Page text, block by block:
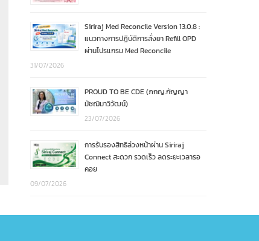
Siriraj Med Reconcile Version 13.0.8 :
แนวทางการปฏิบัติการสั่งยา Refill OPD
ผ่านโปรแกรม Med Reconcile
31/07/2026
PROUD TO BE CDE (ภกญ.กัญญา
มัชฌิมาวิวัฒน์)
23/07/2026
การรับรองสิทธิล่วงหน้าผ่าน Siriraj
Connect สะดวก รวดเร็ว ลดระยะเวลารอ
คอย
09/07/2026